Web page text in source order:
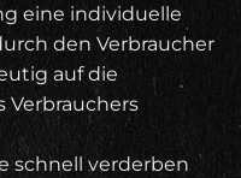
eine individuelle
den Verbraucher
auf die
Verbrauchers
schnell verderben